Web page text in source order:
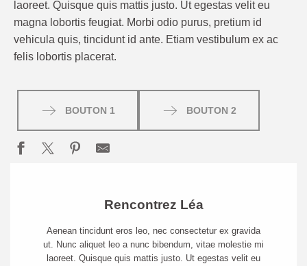
laoreet. Quisque quis mattis justo. Ut egestas velit eu
magna lobortis feugiat. Morbi odio purus, pretium id
vehicula quis, tincidunt id ante. Etiam vestibulum ex ac
felis lobortis placerat.
BOUTON 1 BOUTON 2
Rencontrez Léa
Aenean tincidunt eros leo, nec consectetur ex gravida
ut. Nunc aliquet leo a nunc bibendum, vitae molestie mi
laoreet. Quisque quis mattis justo. Ut egestas velit eu